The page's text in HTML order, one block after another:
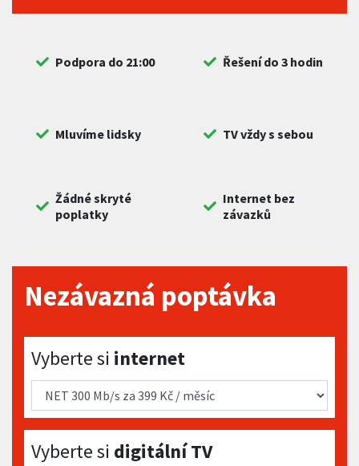
Podpora do 21:00 Řešení do 3 hodin
Mluvíme lidsky TV vždy s sebou
Žádné skryté
poplatky
Internet bez
závazků
Nezávazná poptávka
Vyberte si internet
Vyberte si internet
Vyberte si digitální TV
Vyberte si digitální TV